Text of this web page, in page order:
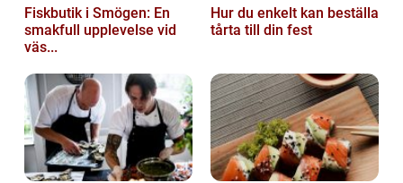
Fiskbutik i Smögen: En
smakfull upplevelse vid
väs...
Hur du enkelt kan beställa
tårta till din fest